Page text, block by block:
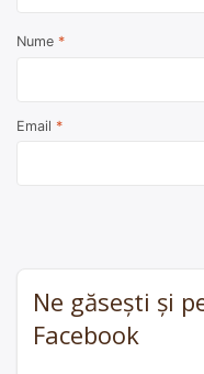
Nume *
Email *
Ne găsești și
Facebook